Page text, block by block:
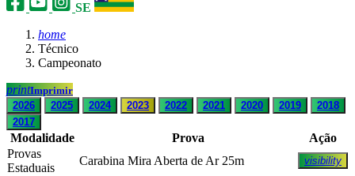
SE
home
Técnico
Campeonato
printImprimir
2026
2025 2024 2023 2022 2021 2020 2019
2018
2017
Modalidade Prova
Ação
Provas
Estaduais
Carabina Mira Aberta de Ar 25m visibility